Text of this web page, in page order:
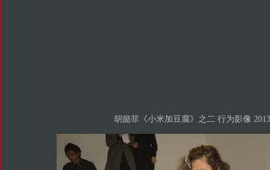
胡懿菲《小米加豆腐》之二 行为影像 2013